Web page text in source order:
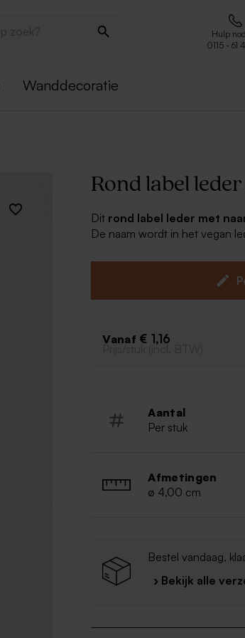
Hulp
0115 - 61
Wanddecoratie
Rond label
Dit rond label leder met
De naam wordt in het vegan
standaard meegeleverd
doopsuikergeschenkjes kan
Vanaf € 1,16
Prijs/stuk (incl. BTW)
Aantal
Per stuk
Afmetingen
ø 4,00 cm
Bestel vandaag,
› Bekijk alle